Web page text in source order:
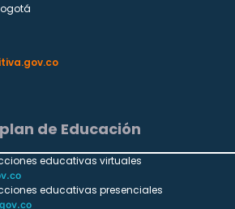
de Educación
educativas virtuales
educativas presenciales